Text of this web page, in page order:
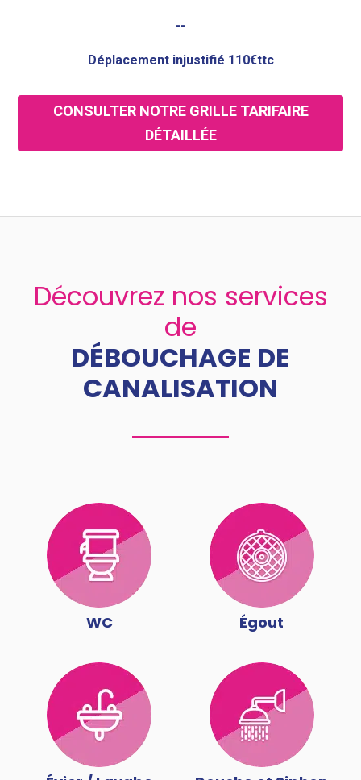
--
Déplacement injustifié 110€ttc
CONSULTER NOTRE GRILLE TARIFAIRE
DÉTAILLÉE
Découvrez nos services
de
DÉBOUCHAGE DE
CANALISATION
WC Égout